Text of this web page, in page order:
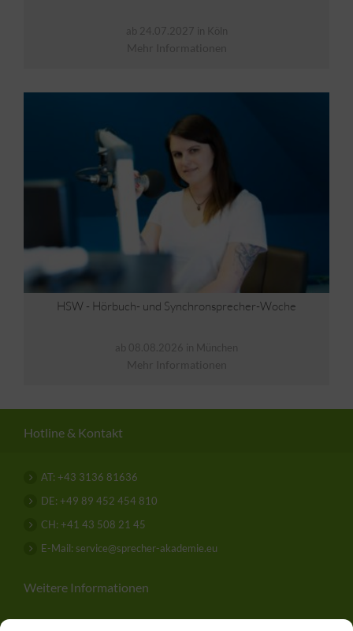
ab 24.07.2027 in Köln
Mehr Informationen
HSW - Hörbuch- und Synchronsprecher-Woche
ab 08.08.2026 in München
Mehr Informationen
Hotline & Kontakt
AT: +43 3136 81636
DE: +49 89 452 454 810
CH: +41 43 508 21 45
E-Mail: service@sprecher-akademie.eu
Weitere Informationen